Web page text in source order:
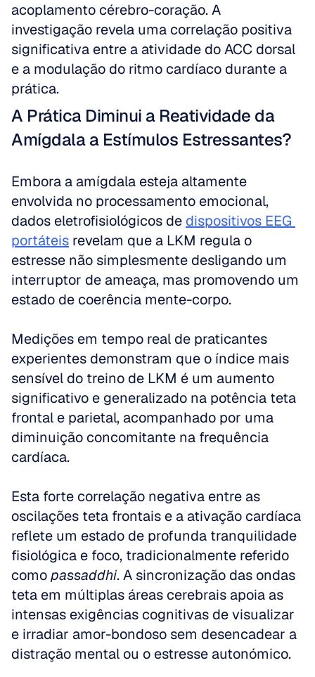
acoplamento cérebro-coração. A
investigação revela uma correlação positiva
significativa entre a atividade do ACC dorsal
e a modulação do ritmo cardíaco durante a
prática.
A Prática Diminui a Reatividade da
Amígdala a Estímulos Estressantes?
Embora a amígdala esteja altamente
envolvida no processamento emocional,
dados eletrofisiológicos de dispositivos EEG
portáteis revelam que a LKM regula o
estresse não simplesmente desligando um
interruptor de ameaça, mas promovendo um
estado de coerência mente-corpo.
Medições em tempo real de praticantes
experientes demonstram que o índice mais
sensível do treino de LKM é um aumento
significativo e generalizado na potência teta
frontal e parietal, acompanhado por uma
diminuição concomitante na frequência
cardíaca.
Esta forte correlação negativa entre as
oscilações teta frontais e a ativação cardíaca
reflete um estado de profunda tranquilidade
fisiológica e foco, tradicionalmente referido
como passaddhi. A sincronização das ondas
teta em múltiplas áreas cerebrais apoia as
intensas exigências cognitivas de visualizar
e irradiar amor-bondoso sem desencadear a
distração mental ou o estresse autonómico.